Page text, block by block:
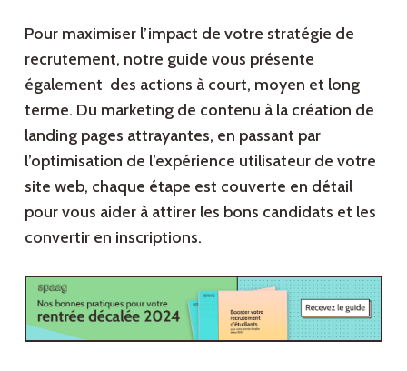
Pour maximiser l’impact de votre stratégie de
recrutement, notre guide vous présente
également des actions à court, moyen et long
terme. Du marketing de contenu à la création de
landing pages attrayantes, en passant par
l’optimisation de l’expérience utilisateur de votre
site web, chaque étape est couverte en détail
pour vous aider à attirer les bons candidats et les
convertir en inscriptions.